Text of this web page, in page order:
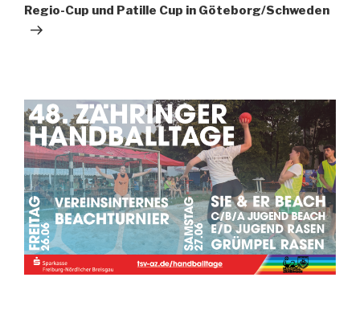
Regio-Cup und Patille Cup in Göteborg/Schweden